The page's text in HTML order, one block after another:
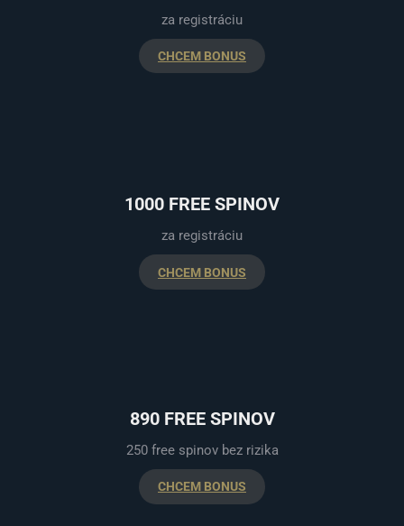
za registráciu
CHCEM BONUS
1000 FREE SPINOV
za registráciu
CHCEM BONUS
890 FREE SPINOV
250 free spinov bez rizika
CHCEM BONUS